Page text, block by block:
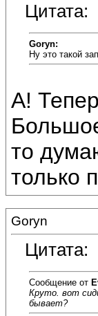
Цитата:
Goryn:
Ну это такой
А!
то
только
Goryn
Цитата:
Сообщение от
Круто. вот
бывает?